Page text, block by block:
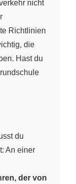
nicht
Richtlinien
die
Hast du
du
An einer
der von